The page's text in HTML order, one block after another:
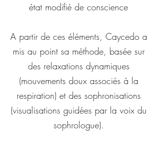
état modifié de conscience
A partir de ces éléments, Caycedo a
mis au point sa méthode, basée sur
des relaxations dynamiques
(mouvements doux associés à la
respiration) et des sophronisations
(visualisations guidées par la voix du
sophrologue).